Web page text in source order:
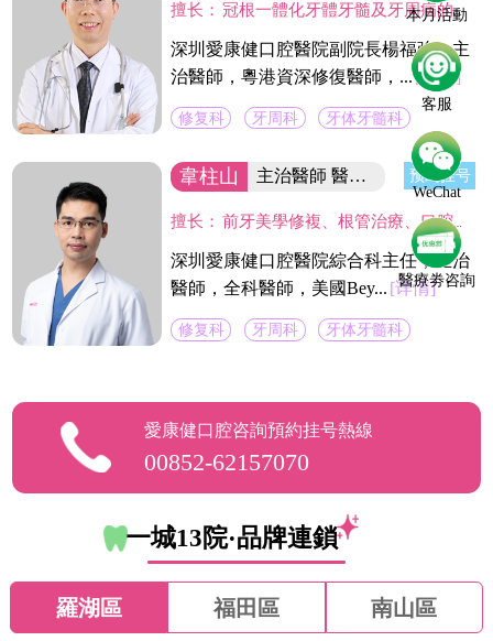
本月活動
客服
WeChat
醫療劵咨詢
擅长： 冠根一體化牙體牙髓及牙周病的診療，復雜牙的拔除，牙體缺損的嵌體修復，以及烤瓷冠、義齒的修復等方面的診治，在水激光治牙方面有著豐富的臨床經驗。臨床工作中致力於牙體保存，種植修復設計，咬合功能重建，微創美學牙體修復等。
深圳愛康健口腔醫院副院長楊福強，主
治醫師，粵港資深修復醫師，...[详情]
修复科 牙周科 牙体牙髓科
韋柱山 主治醫師 醫院綜合科主任 预约挂号
擅长： 前牙美學修複、根管治療、口腔修複、美容修複等。不僅熟練掌握口腔牙體、牙髓、牙周治療等常見疾病的治療，並在牙齒美白技術上獨具壹格，對修複各種色素牙、氟斑牙、四環素牙、黃牙等有豐富經驗。
深圳愛康健口腔醫院綜合科主任，主治
醫師，全科醫師，美國Bey... [详情]
修复科 牙周科 牙体牙髓科
愛康健口腔咨詢預約挂号熱線
00852-62157070
一城13院·品牌連鎖
羅湖區 福田區 南山區